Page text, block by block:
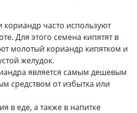
часто используют
Для этого семена кипятят в
молотый кориандр кипятком и
желудок.
является самым дешевым
средством от избытка или
в еде, а также в напитке